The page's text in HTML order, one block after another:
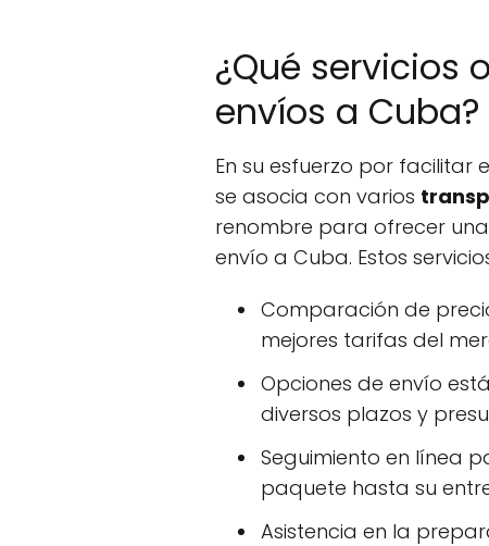
¿Qué servicios
envíos a Cuba?
En su esfuerzo por facilitar
se asocia con varios
renombre para ofrecer
envío a Cuba. Estos
Comparación de
mejores tarifas del
Opciones de envío
diversos plazos y
Seguimiento en línea
paquete hasta su
Asistencia en la